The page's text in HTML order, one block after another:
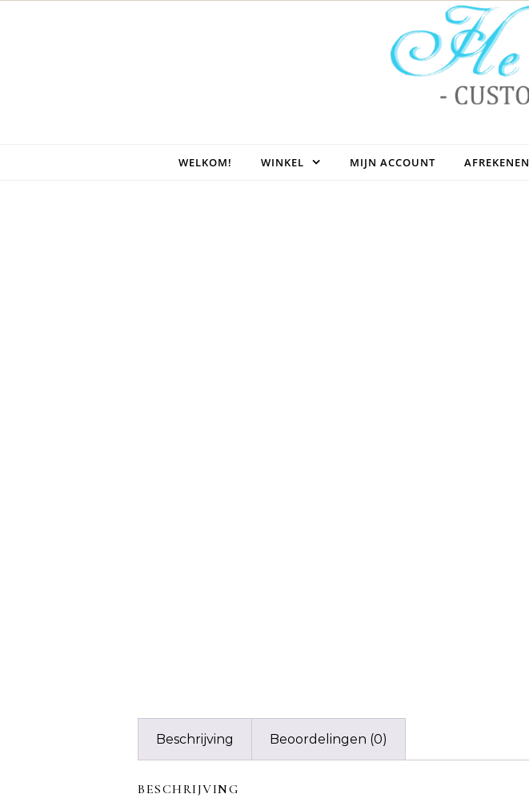
WELKOM! WINKEL MIJN ACCOUNT AFREKENEN
Beschrijving Beoordelingen (0)
BESCHRIJVING